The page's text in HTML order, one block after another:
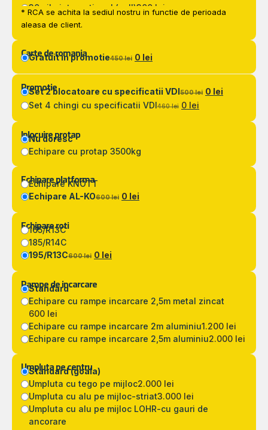
30 zile international (zoll)300 lei
* RCA se achita la sediul nostru in functie de perioada
aleasa de client.
Carte de romania
Gratuit in promotie450 lei 0 lei
Promotie
Set 2 blocatoare cu specificatii VDI500 lei 0 lei
Set 4 chingi cu specificatii VDI460 lei 0 lei
Inlocuire protap
Nu doresc
Echipare cu protap 3500kg
Echipare platforma
Echipare KNOTT
Echipare AL-KO600 lei 0 lei
Echipare roti
165/R13C
185/R14C
195/R13C600 lei 0 lei
Rampe de incarcare
Standard
Echipare cu rampe incarcare 2,5m metal zincat
600 lei
Echipare cu rampe incarcare 2m aluminiu1.200 lei
Echipare cu rampe incarcare 2,5m aluminiu2.000 lei
Umpluta pe centru
Standard (goala)
Umpluta cu tego pe mijloc2.000 lei
Umpluta cu alu pe mijloc-striat3.000 lei
Umpluta cu alu pe mijloc LOHR-cu gauri de
ancorare